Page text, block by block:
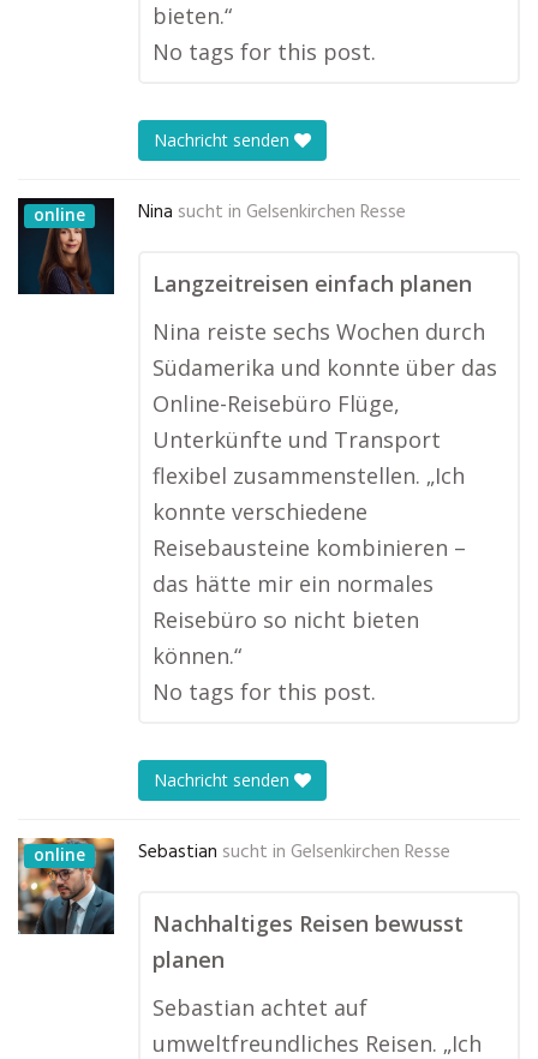
bieten.“
No tags for this post.
Nachricht senden
online Nina sucht in Gelsenkirchen Resse
Langzeitreisen einfach planen
Nina reiste sechs Wochen durch
Südamerika und konnte über das
Online-Reisebüro Flüge,
Unterkünfte und Transport
flexibel zusammenstellen. „Ich
konnte verschiedene
Reisebausteine kombinieren –
das hätte mir ein normales
Reisebüro so nicht bieten
können.“
No tags for this post.
Nachricht senden
online Sebastian sucht in Gelsenkirchen Resse
Nachhaltiges Reisen bewusst
planen
Sebastian achtet auf
umweltfreundliches Reisen. „Ich